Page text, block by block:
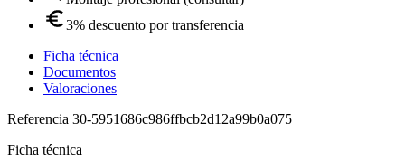
3% descuento por transferencia
Ficha técnica
Documentos
Valoraciones
Referencia 30-5951686c986ffbcb2d12a99b0a075
Ficha técnica